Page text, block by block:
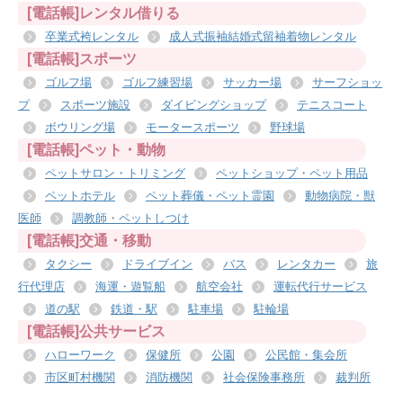
[電話帳]レンタル借りる
卒業式袴レンタル 成人式振袖結婚式留袖着物レンタル
[電話帳]スポーツ
ゴルフ場 ゴルフ練習場 サッカー場
サーフショッ
プ
スポーツ施設 ダイビングショップ
テニスコート
ボウリング場
モータースポーツ 野球場
[電話帳]ペット・動物
ペットサロン・トリミング
ペットショップ・ペット用品
ペットホテル
ペット葬儀・ペット霊園
動物病院・獣
医師
調教師・ペットしつけ
[電話帳]交通・移動
タクシー ドライブイン バス レンタカー
旅
行代理店
海運・遊覧船 航空会社
運転代行サービス
道の駅
鉄道・駅 駐車場 駐輪場
[電話帳]公共サービス
ハローワーク 保健所 公園
公民館・集会所
市区町村機関
消防機関 社会保険事務所
裁判所